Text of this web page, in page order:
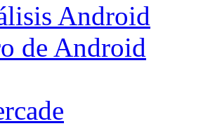
Android
de Android